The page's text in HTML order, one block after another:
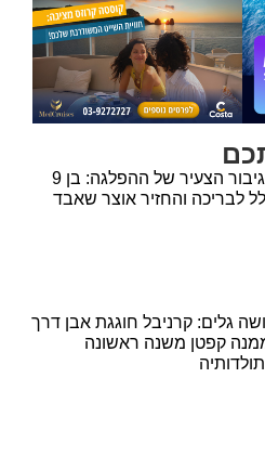
הגיבור הצעיר של ההפלגה: בן 9
והחזיר אוצר שאבד
גלים: קרניבל חוגגת אבן דרך
קפטן משנה ראשונה